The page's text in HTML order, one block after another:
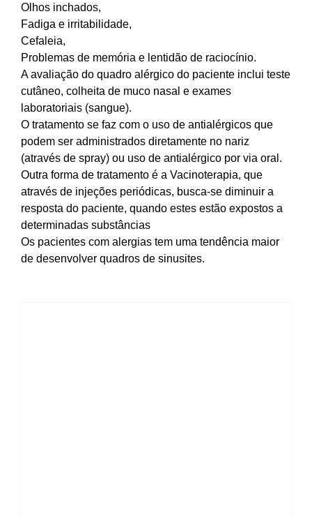
Olhos inchados,
Fadiga e irritabilidade,
Cefaleia,
Problemas de memória e lentidão de raciocínio.
A avaliação do quadro alérgico do paciente inclui teste
cutâneo, colheita de muco nasal e exames
laboratoriais (sangue).
O tratamento se faz com o uso de antialérgicos que
podem ser administrados diretamente no nariz
(através de spray) ou uso de antialérgico por via oral.
Outra forma de tratamento é a Vacinoterapia, que
através de injeções periódicas, busca-se diminuir a
resposta do paciente, quando estes estão expostos a
determinadas substâncias
Os pacientes com alergias tem uma tendência maior
de desenvolver quadros de sinusites.